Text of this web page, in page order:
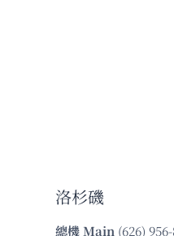
洛杉磯
總機Main (626)